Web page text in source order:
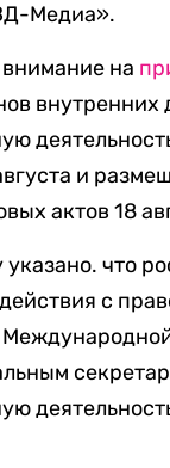
Медиа».
на
и
актов 18
что
с